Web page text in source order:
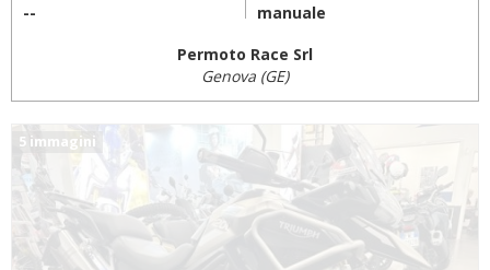
-- manuale
Permoto Race Srl
Genova (GE)
5 immagini